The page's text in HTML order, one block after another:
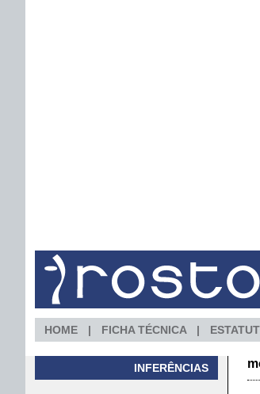
HOME FICHA TÉCNICA
INFERÊNCIAS